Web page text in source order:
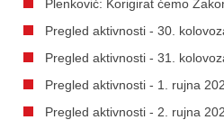
Plenković: Korigirat ćemo
Pregled aktivnosti - 30.
Pregled aktivnosti - 31.
Pregled aktivnosti - 1. rujna
Pregled aktivnosti - 2. rujna